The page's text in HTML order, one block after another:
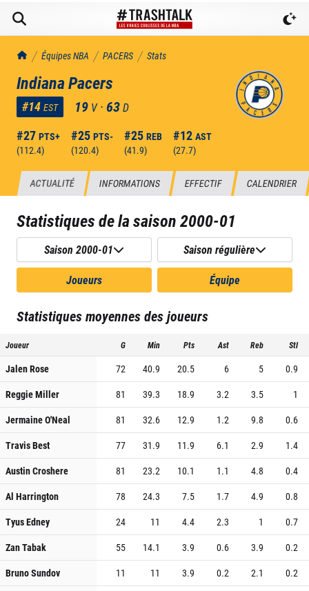
TrashTalk Actu NBA
Équipes NBA PACERS Stats
Indiana Pacers
#14 EST 19 V ·63D
#27 PTS+
(112.4)
#25 PTS-
(120.4)
#25 REB
(41.9)
#12 AST
(27.7)
ACTUALITÉ INFORMATIONS EFFECTIF CALENDRIER
Statistiques de la saison2000-01
Saison 2000-01 Saison régulière
Joueurs Équipe
Statistiques moyennes des joueurs
Joueur G Min Pts Ast Reb Stl
Jalen Rose 72 40.9 20.5 6 5
0.9
Reggie Miller
81 39.3 18.9 3.2 3.5
1
Jermaine O'Neal
81 32.6 12.9 1.2 9.8
0.6
Travis Best
77 31.9 11.9 6.1 2.9
1.4
Austin Croshere
81 23.2 10.1 1.1 4.8
0.4
Al Harrington
78 24.3 7.5 1.7 4.9
0.8
Tyus Edney
24 11 4.4 2.3 1
0.7
Zan Tabak
55 14.1 3.9 0.6 3.9
0.2
Bruno Sundov
11 11 3.9 0.2 2.1
0.2